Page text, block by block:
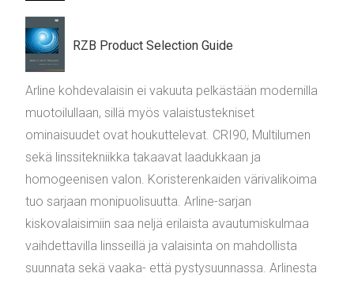
RZB Product Selection Guide
Arline kohdevalaisin ei vakuuta pelkästään modernilla
muotoilullaan, sillä myös valaistustekniset
ominaisuudet ovat houkuttelevat. CRI90, Multilumen
sekä linssitekniikka takaavat laadukkaan ja
homogeenisen valon. Koristerenkaiden värivalikoima
tuo sarjaan monipuolisuutta. Arline-sarjan
kiskovalaisimiin saa neljä erilaista avautumiskulmaa
vaihdettavilla linsseillä ja valaisinta on mahdollista
suunnata sekä vaaka- että pystysuunnassa. Arlinesta